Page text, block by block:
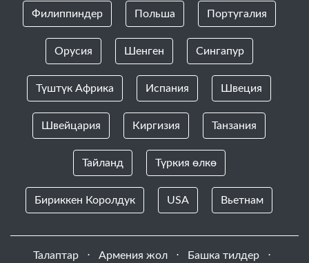
Филиппиндер Польша Португалия
Орусия Шенген Сингапур
Түштүк Африка Испания Швеция
Швейцария Киргизия Танзания
Тайланд Түркия өлкө
Бириккен Королдук USA Вьетнам
Талаптар ⋅ Армения жол ⋅ Башка тилдер ⋅